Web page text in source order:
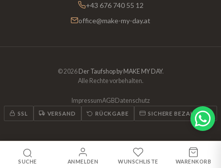
SUCHE ANMELDEN WUNSCHLISTE WARENKORB
+43 676 740 55 12
office@make-my-day.at
© 2026 Der Taufshop by MAKE MY DAY.
Alle Rechte vorbehalten.
ImpressumAGBDatenschutz
SSL VERSAND RÜCKGABE SICHERE BEZAHLUNG